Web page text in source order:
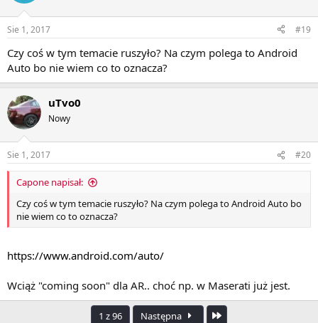
Sie 1, 2017 #19
Czy coś w tym temacie ruszyło? Na czym polega to Android
Auto bo nie wiem co to oznacza?
uTvo0
Nowy
Sie 1, 2017 #20
Capone napisał:
Czy coś w tym temacie ruszyło? Na czym polega to Android Auto bo
nie wiem co to oznacza?
https://www.android.com/auto/
Wciąż "coming soon" dla AR.. choć np. w Maserati już jest.
1 z 96 Następna